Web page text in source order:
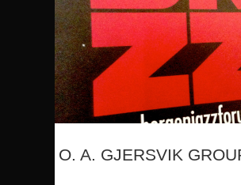
O. A. GJERSVIK